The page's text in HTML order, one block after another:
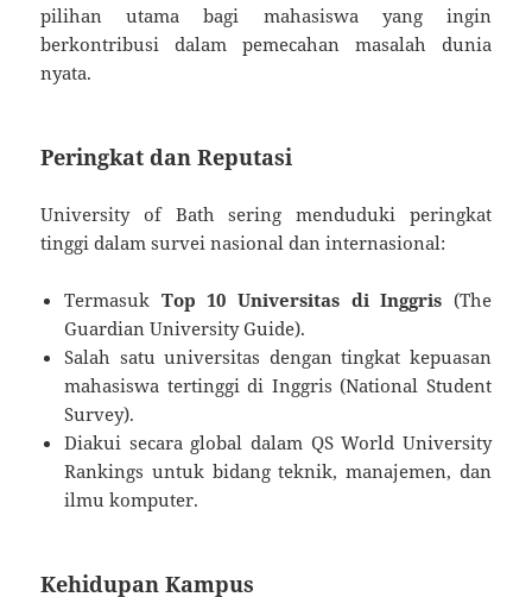
pilihan utama bagi mahasiswa yang ingin
berkontribusi dalam pemecahan masalah dunia
nyata.
Peringkat dan Reputasi
University of Bath sering menduduki peringkat
tinggi dalam survei nasional dan internasional:
Termasuk Top 10 Universitas di Inggris (The
Guardian University Guide).
Salah satu universitas dengan tingkat kepuasan
mahasiswa tertinggi di Inggris (National Student
Survey).
Diakui secara global dalam QS World University
Rankings untuk bidang teknik, manajemen, dan
ilmu komputer.
Kehidupan Kampus